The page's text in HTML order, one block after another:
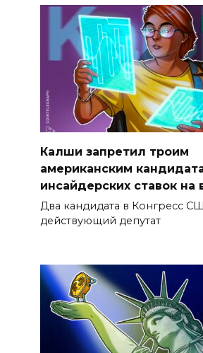
Калши запретил троим
американским
инсайдерских ставок на
Два кандидата в Конгресс
действующий депутат